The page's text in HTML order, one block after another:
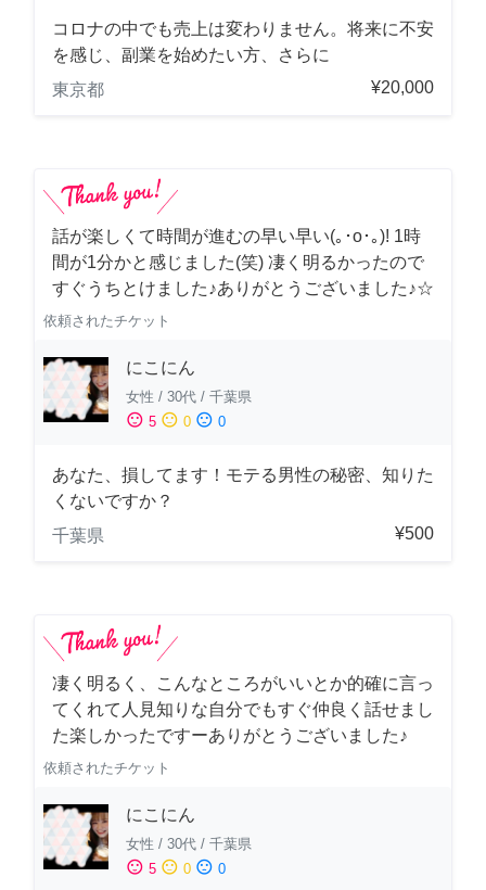
コロナの中でも売上は変わりません。将来に不安
を感じ、副業を始めたい方、さらに
東京都
¥20,000
話が楽しくて時間が進むの早い早い(｡･о･｡)! 1時
間が1分かと感じました(笑) 凄く明るかったので
すぐうちとけました♪ありがとうございました♪☆
依頼されたチケット
にこにん
女性 / 30代 / 千葉県
sentiment_satisfied 5 sentiment_neutral 0 sentiment_dissatisfied 0
あなた、損してます！モテる男性の秘密、知りた
くないですか？
千葉県
¥500
凄く明るく、こんなところがいいとか的確に言っ
てくれて人見知りな自分でもすぐ仲良く話せまし
た楽しかったですーありがとうございました♪
依頼されたチケット
にこにん
女性 / 30代 / 千葉県
sentiment_satisfied 5 sentiment_neutral 0 sentiment_dissatisfied 0